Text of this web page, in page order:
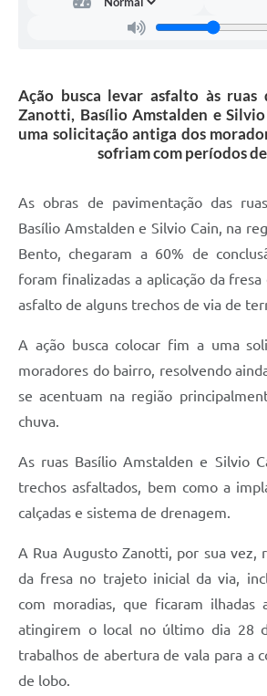
Carta de Serviços
Contas Públicas
Serviços Online
Ação busca levar asfalto às
Zanotti, Basílio Amstalden e
uma solicitação antiga dos
sofriam com períodos
As obras de pavimentação das
Basílio Amstalden e Silvio Cain, na
Bento, chegaram a 60% de
foram finalizadas a aplicação da
asfalto de alguns trechos de via de
A ação busca colocar fim a uma
moradores do bairro, resolvendo
se acentuam na região
chuva.
As ruas Basílio Amstalden e Silvio
trechos asfaltados, bem como a
calçadas e sistema de drenagem.
A Rua Augusto Zanotti, por sua vez,
da fresa no trajeto inicial da via,
com moradias, que ficaram ilhadas
atingirem o local no último dia 28
trabalhos de abertura de vala para a
de lobo.